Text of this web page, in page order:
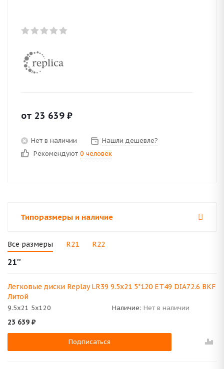
от 23 639 ₽
Нет в наличии
Нашли дешевле?
Рекомендуют 0 человек
Типоразмеры и наличие
Все размеры R21 R22
21''
Легковые диски Replay LR39 9.5x21 5*120 ET49 DIA72.6 BKF
Литой
9.5x21 5x120 Наличие: Нет в наличии
23 639 ₽
Подписаться